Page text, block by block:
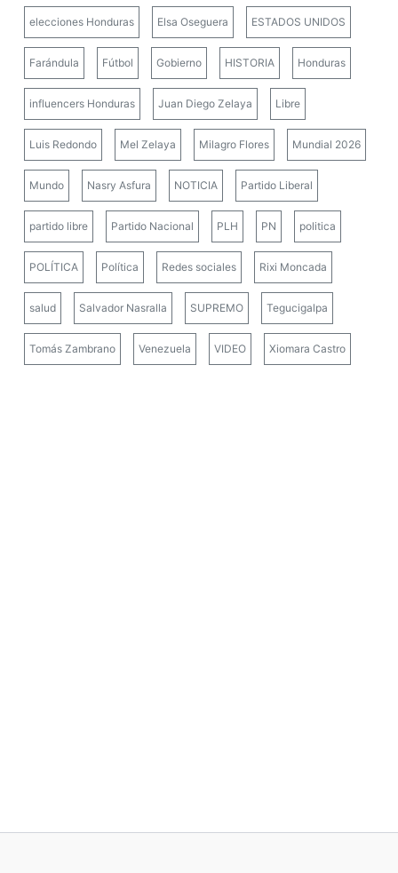
elecciones Honduras Elsa Oseguera ESTADOS UNIDOS
Farándula Fútbol Gobierno HISTORIA Honduras
influencers Honduras Juan Diego Zelaya Libre
Luis Redondo Mel Zelaya Milagro Flores Mundial 2026
Mundo Nasry Asfura NOTICIA Partido Liberal
partido libre Partido Nacional PLH PN politica
POLÍTICA Política Redes sociales Rixi Moncada
salud Salvador Nasralla SUPREMO Tegucigalpa
Tomás Zambrano Venezuela VIDEO Xiomara Castro